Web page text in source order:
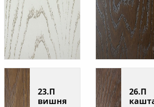
23.П
вишня
26.П